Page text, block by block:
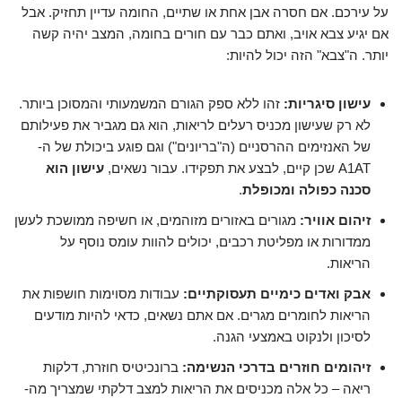
על עירכם. אם חסרה אבן אחת או שתיים, החומה עדיין תחזיק. אבל
אם יגיע צבא אויב, ואתם כבר עם חורים בחומה, המצב יהיה קשה
יותר. ה"צבא" הזה יכול להיות:
עישון סיגריות: זהו ללא ספק הגורם המשמעותי והמסוכן ביותר.
לא רק שעישון מכניס רעלים לריאות, הוא גם מגביר את פעילותם
של האנזימים ההרסניים (ה"בריונים") וגם פוגע ביכולת של ה-
A1AT שכן קיים, לבצע את תפקידו. עבור נשאים,
עישון הוא
סכנה כפולה ומכופלת.
זיהום אוויר: מגורים באזורים מזוהמים, או חשיפה ממושכת לעשן
ממדורות או מפליטת רכבים, יכולים להוות עומס נוסף על
הריאות.
אבק ואדים כימיים תעסוקתיים: עבודות מסוימות חושפות את
הריאות לחומרים מגרים. אם אתם נשאים, כדאי להיות מודעים
לסיכון ולנקוט באמצעי הגנה.
זיהומים חוזרים בדרכי הנשימה: ברונכיטיס חוזרת, דלקות
ריאה – כל אלה מכניסים את הריאות למצב דלקתי שמצריך מה-